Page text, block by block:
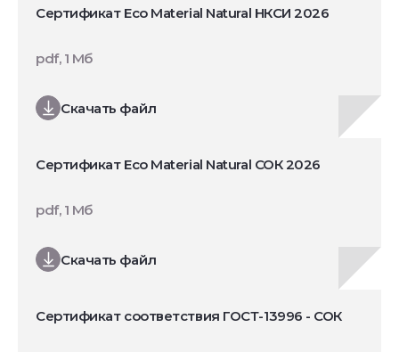
Сертификат Eco Material Natural НКСИ 2026
Скачать файл
pdf, 1 Мб
Сертификат Eco Material Natural СОК 2026
Скачать файл
pdf, 1 Мб
Сертификат соответствия ГОСТ-13996 - СОК